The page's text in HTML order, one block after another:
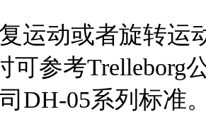
运动或者旋转运
可参考Trelleborg
DH-05系列标准